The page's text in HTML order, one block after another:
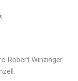
Robert Winzinger